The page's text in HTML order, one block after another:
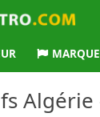
Algérie